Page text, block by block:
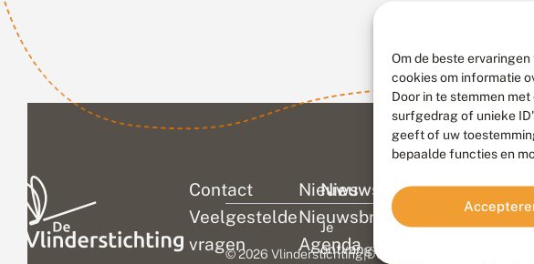
Om de beste
cookies om informatie
Door in te stemmen
surfgedrag of unieke
geeft of uw
bepaalde functies en
Contact
Veelgestelde
vragen
Nieuws
Nieuwsbrief
Agenda
Colofon
Disclaimer
Nieuwsbrief
Je
ontvangt
© 2026 Vlinderstichting|Duurzaam ontwikkeld door